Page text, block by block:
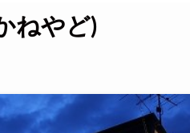
ねやど)